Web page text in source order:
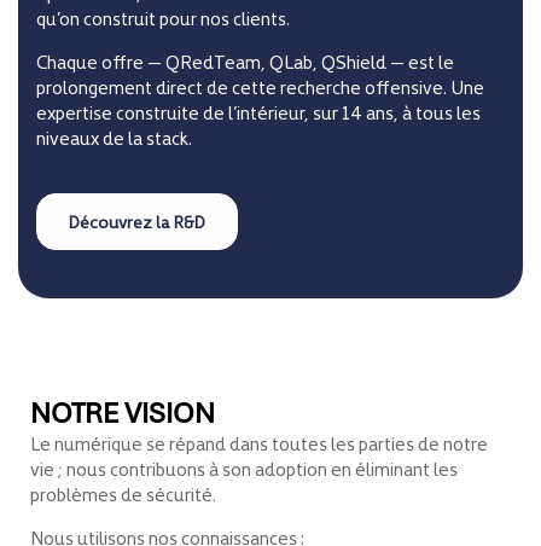
qu’on construit pour nos clients.
Chaque offre — QRedTeam, QLab, QShield — est le
prolongement direct de cette recherche offensive. Une
expertise construite de l’intérieur, sur 14 ans, à tous les
niveaux de la stack.
NOTRE VISION
Le numérique se répand dans toutes les parties de notre
vie ; nous contribuons à son adoption en éliminant les
problèmes de sécurité.
Nous utilisons nos connaissances :